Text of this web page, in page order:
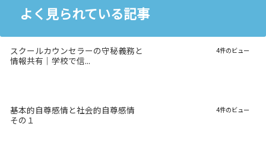
よく見られている記事
スクールカウンセラーの守秘義務と
情報共有｜学校で信...
4件のビュー
基本的自尊感情と社会的自尊感情
その１
4件のビュー